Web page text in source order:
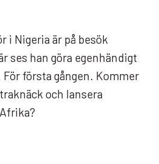
i Nigeria är på besök
ses han göra egenhändigt
första gången. Kommer
och lansera